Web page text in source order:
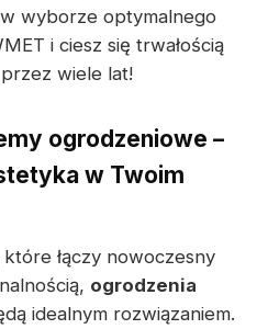
wyborze optymalnego
i ciesz się trwałością
wiele lat!
ogrodzeniowe –
w Twoim
łączy nowoczesny
ogrodzenia
idealnym rozwiązaniem.